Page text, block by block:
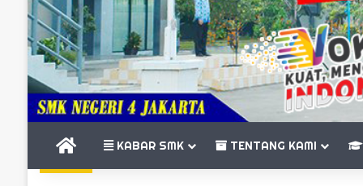
BERANDAKABAR SMK TENTANG KAMI